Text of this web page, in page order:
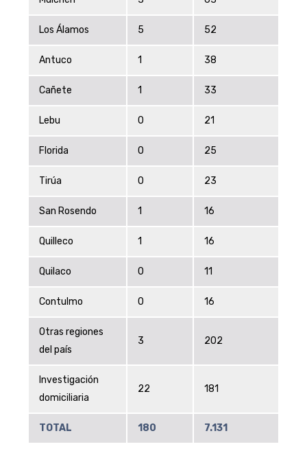
Los Álamos 5 52
Antuco 1 38
Cañete 1 33
Lebu 0 21
Florida 0 25
Tirúa 0 23
San Rosendo 1 16
Quilleco 1 16
Quilaco 0 11
Contulmo 0 16
Otras regiones
del país
3 202
Investigación
domiciliaria
22 181
TOTAL 180 7.131